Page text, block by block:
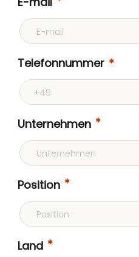
Telefonnummer
Unternehmen
Position
Land